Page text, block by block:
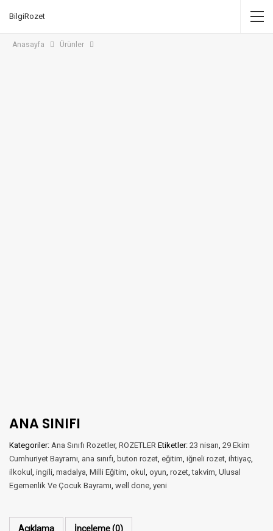
BilgiRozet
Anasayfa Ürünler
ANA SINIFI
Kategoriler: Ana Sınıfı Rozetler, ROZETLER Etiketler: 23 nisan 29 Ekim
Cumhuriyet Bayramı ana sınıfı buton rozet eğitim iğneli rozet ihtiyaç
ilkokul ingili madalya Milli Eğitim okul oyun rozet ,takvim Ulusal
Egemenlik Ve Çocuk Bayramı well done yeni
Açıklama İnceleme (0)